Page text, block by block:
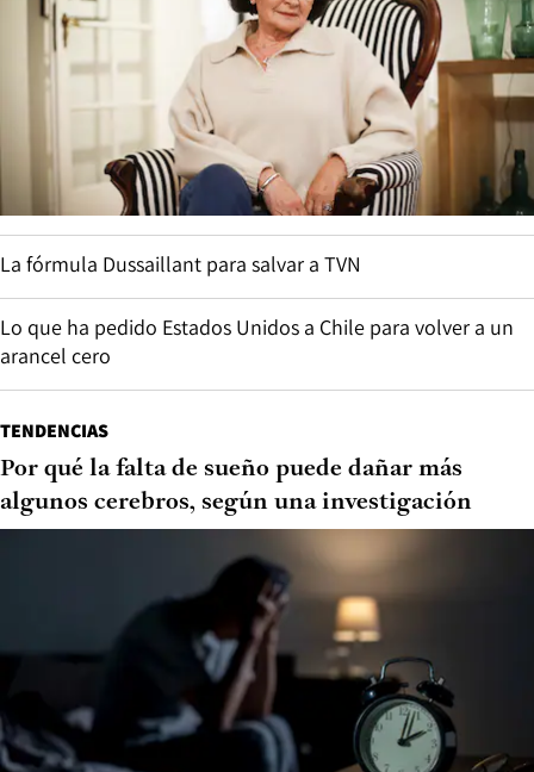
La fórmula Dussaillant para salvar a TVN
Lo que ha pedido Estados Unidos a Chile para volver a un
arancel cero
TENDENCIAS
Por qué la falta de sueño puede dañar más
algunos cerebros, según una investigación